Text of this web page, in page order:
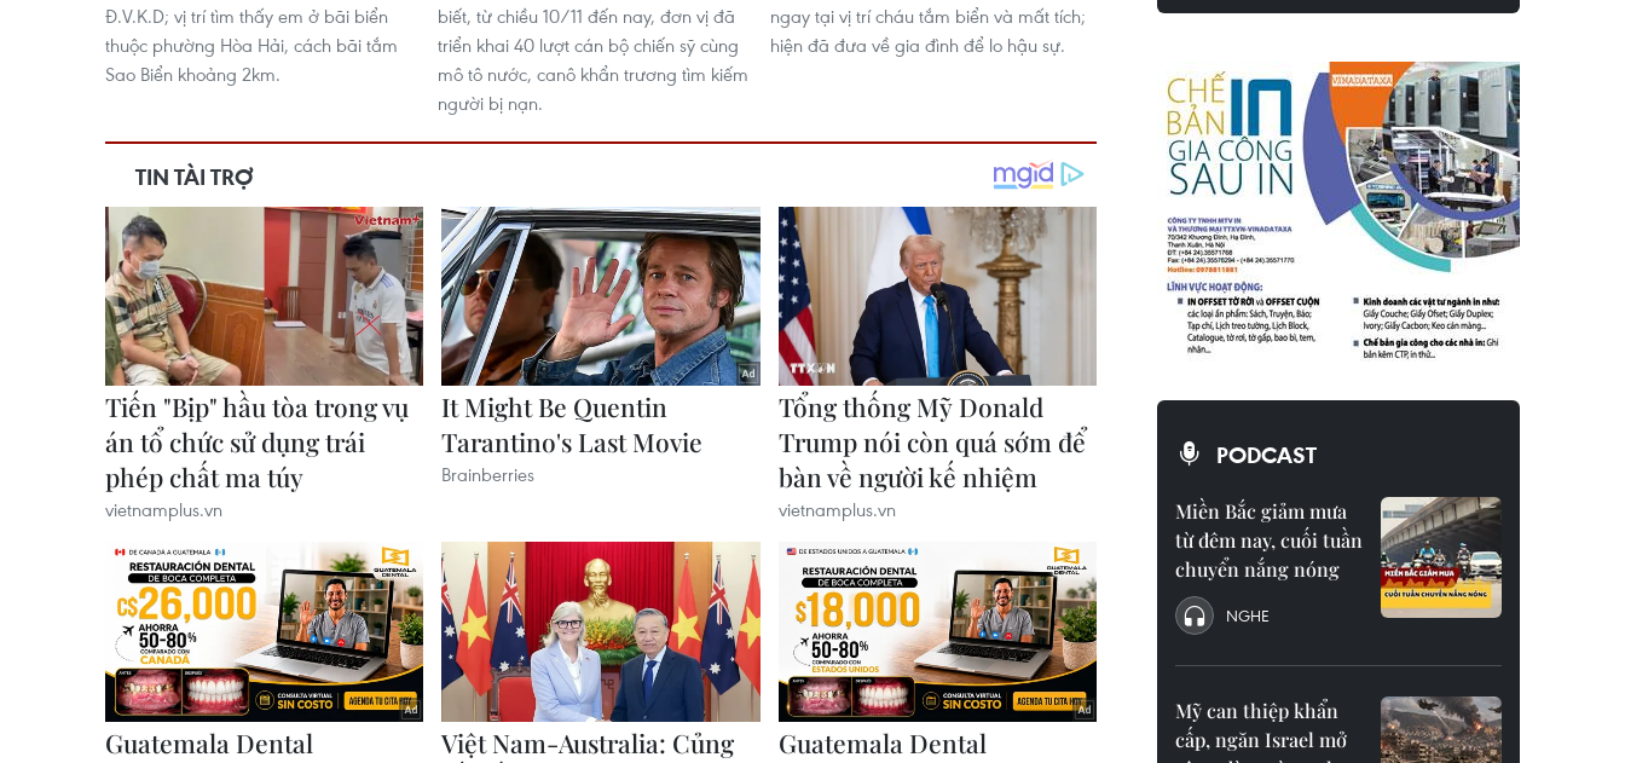
Đ.V.K.D; vị trí tìm thấy em ở bãi biển
thuộc phường Hòa Hải, cách bãi tắm
Sao Biển khoảng 2km.
biết, từ chiều 10/11 đến nay, đơn vị đã
triển khai 40 lượt cán bộ chiến sỹ cùng
mô tô nước, canô khẩn trương tìm kiếm
người bị nạn.
ngay tại vị trí cháu tắm biển và mất tích;
hiện đã đưa về gia đình để lo hậu sự.
PODCAST
Miền Bắc giảm mưa
từ đêm nay, cuối tuần
chuyển nắng nóng
NGHE
Mỹ can thiệp khẩn
cấp, ngăn Israel mở